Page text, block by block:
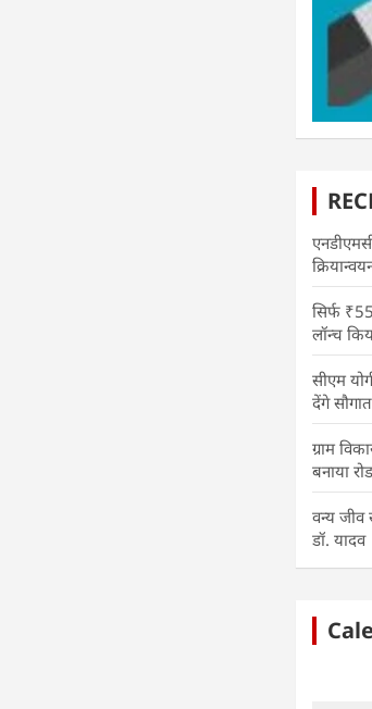
सिर्फ
लॉन्च
सीएम
देंगे सौगात
ग्राम
बनाया
वन्य जीव
डॉ. यादव